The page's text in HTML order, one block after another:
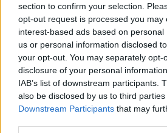
section to confirm your selection.
opt-out request is processed you may
interest-based ads based on
us or personal information disclosed
your opt-out. You may separately opt-
disclosure of your personal
IAB’s list of downstream participants.
also be disclosed by us to third
Downstream Participants that may
Ο Μητροπολίτης Μεσσηνίας
Χρυσόστομος στην Κορώνη
Σάββατο, 1 Νοεμβρίου 2008 -Flash της
ΔΙΑΦΟΡΑ